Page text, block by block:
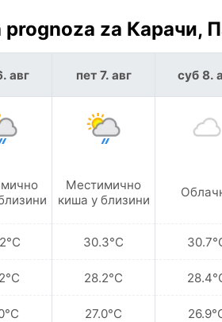
prognoza za Карачи,
авг пет 7. авг
Местимично
киша у близини
30.3°C
28.2°C
27.0°C
суб 8.